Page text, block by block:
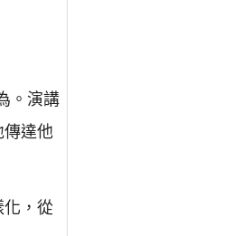
。演講
傳達他
化，從